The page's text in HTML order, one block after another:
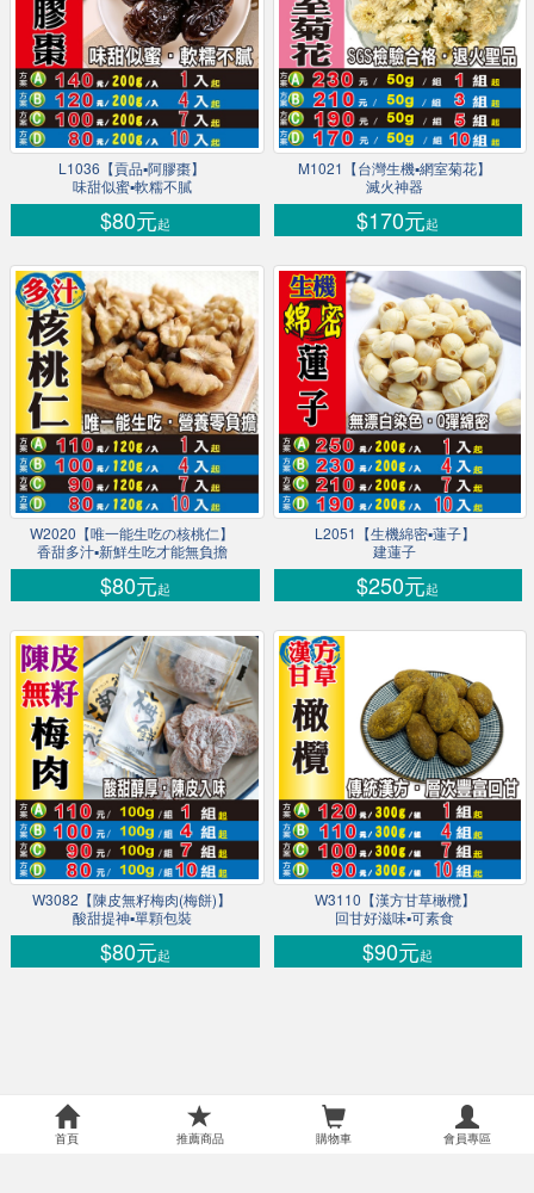
L1036【貢品▪阿膠棗】
味甜似蜜▪軟糯不膩
$80元起
M1021【台灣生機▪網室菊花】
滅火神器
$170元起
W2020【唯一能生吃の核桃仁】
香甜多汁▪新鮮生吃才能無負擔
$80元起
L2051【生機綿密▪蓮子】
建蓮子
$250元起
W3082【陳皮無籽梅肉(梅餅)】
酸甜提神▪單顆包裝
$80元起
W3110【漢方甘草橄欖】
回甘好滋味▪可素食
$90元起
首頁 推薦商品 購物車 會員專區